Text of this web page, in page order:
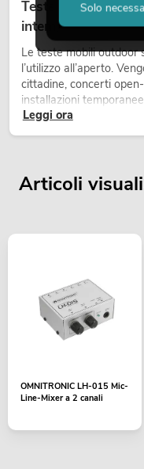
Teste mobili
intemperie per
Le teste mobili outdoor
l’utilizzo all’aperto.
cittadine, concerti
installazioni
Leggi ora
Articoli
OMNITRONIC LH-015 Mic-
Line-Mixer a 2 canali
Solo